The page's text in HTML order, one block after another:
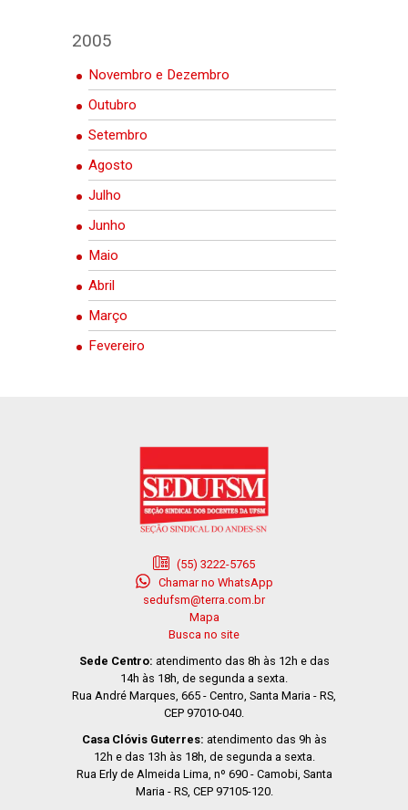
2005
Novembro e Dezembro
Outubro
Setembro
Agosto
Julho
Junho
Maio
Abril
Março
Fevereiro
(55) 3222-5765
Chamar no WhatsApp
sedufsm@terra.com.br
Mapa
Busca no site
Sede Centro: atendimento das 8h às 12h e das
14h às 18h, de segunda a sexta.
Rua André Marques, 665 - Centro, Santa Maria - RS,
CEP 97010-040.
Casa Clóvis Guterres: atendimento das 9h às
12h e das 13h às 18h, de segunda a sexta.
Rua Erly de Almeida Lima, nº 690 - Camobi, Santa
Maria - RS, CEP 97105-120.